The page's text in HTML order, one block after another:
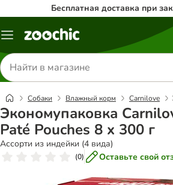
Бесплатная доставка при
Каталог
Поиск
товаров
Собаки Влажный корм Carnilove
Экономупаковка
Paté Pouches 8 x 300 г
Ассорти из индейки (4 вида)
(0) Оставьте свой